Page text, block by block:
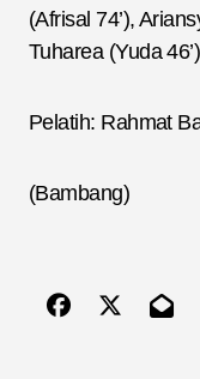
(Afrisal 74’),
Tuharea (Yuda
Pelatih: Rahmat
(Bambang)